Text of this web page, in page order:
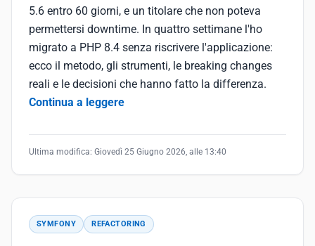
5.6 entro 60 giorni, e un titolare che non poteva
permettersi downtime. In quattro settimane l'ho
migrato a PHP 8.4 senza riscrivere l'applicazione:
ecco il metodo, gli strumenti, le breaking changes
reali e le decisioni che hanno fatto la differenza.
Continua a leggere
Ultima modifica: Giovedì 25 Giugno 2026, alle 13:40
SYMFONY REFACTORING